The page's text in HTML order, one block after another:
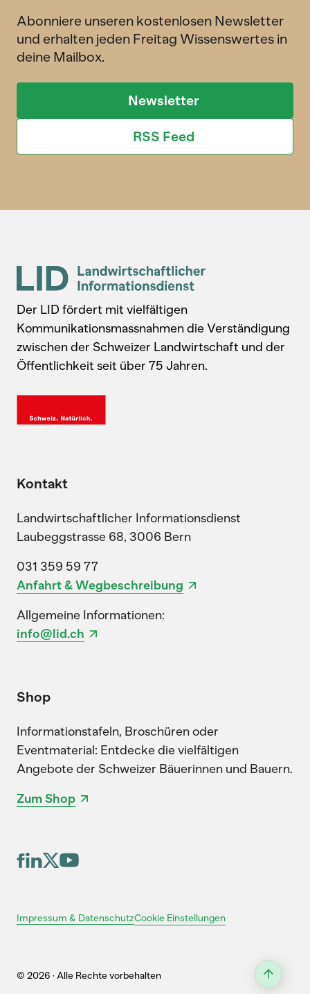
Abonniere unseren kostenlosen Newsletter
und erhalten jeden Freitag Wissenswertes in
deine Mailbox.
Newsletter
RSS Feed
Der LID fördert mit vielfältigen
Kommunikationsmassnahmen die Verständigung
zwischen der Schweizer Landwirtschaft und der
Öffentlichkeit seit über 75 Jahren.
Kontakt
Landwirtschaftlicher Informationsdienst
Laubeggstrasse 68, 3006 Bern
031 359 59 77
Anfahrt & Wegbeschreibung
Allgemeine Informationen:
info@lid.ch
Shop
Informationstafeln, Broschüren oder
Eventmaterial: Entdecke die vielfältigen
Angebote der Schweizer Bäuerinnen und Bauern.
Zum Shop
Impressum & DatenschutzCookie Einstellungen
© 2026 · Alle Rechte vorbehalten